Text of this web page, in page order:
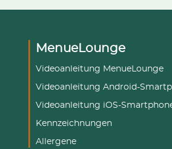
MenueLounge
Videoanleitung MenueLounge
Videoanleitung Android-
Videoanleitung iOS-
Kennzeichnungen
Allergene